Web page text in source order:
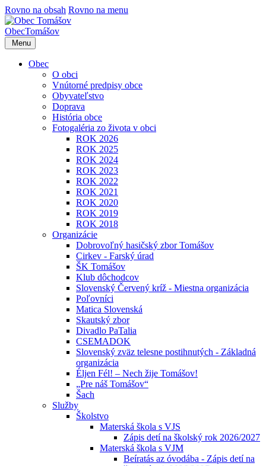
Rovno na obsah Rovno na menu
ObecTomášov
Menu
Obec
O obci
Vnútorné predpisy obce
Obyvateľstvo
Doprava
História obce
Fotogaléria zo života v obci
ROK 2026
ROK 2025
ROK 2024
ROK 2023
ROK 2022
ROK 2021
ROK 2020
ROK 2019
ROK 2018
Organizácie
Dobrovoľný hasičský zbor Tomášov
Cirkev - Farský úrad
ŠK Tomášov
Klub dôchodcov
Slovenský Červený kríž - Miestna organizácia
Poľovníci
Matica Slovenská
Skautský zbor
Divadlo PaTalia
CSEMADOK
Slovenský zväz telesne postihnutých - Základná
organizácia
Éljen Fél! – Nech žije Tomášov!
„Pre náš Tomášov“
Šach
Služby
Školstvo
Materská škola s VJS
Zápis detí na školský rok 2026/2027
Materská škola s VJM
Beíratás az óvodába - Zápis detí na